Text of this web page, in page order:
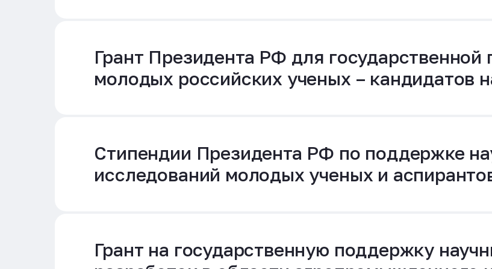
Грант Президента РФ для
молодых российских ученых – кандидатов
Стипендии Президента РФ по поддержке
исследований молодых ученых и
Грант на государственную поддержку